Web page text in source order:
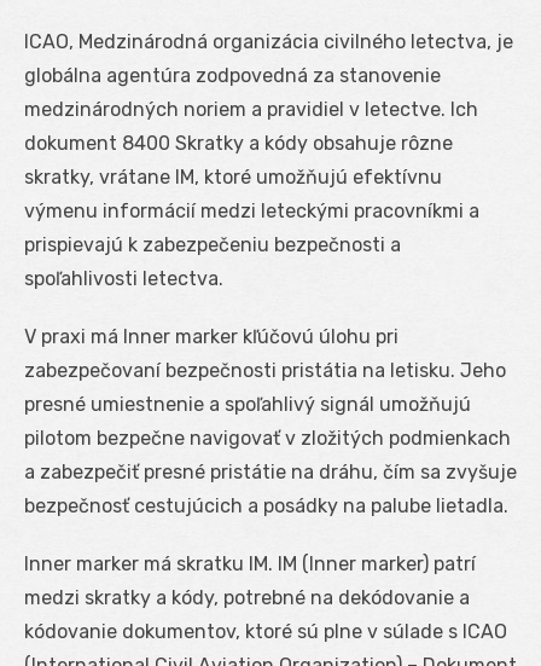
ICAO, Medzinárodná organizácia civilného letectva, je
globálna agentúra zodpovedná za stanovenie
medzinárodných noriem a pravidiel v letectve. Ich
dokument 8400 Skratky a kódy obsahuje rôzne
skratky, vrátane IM, ktoré umožňujú efektívnu
výmenu informácií medzi leteckými pracovníkmi a
prispievajú k zabezpečeniu bezpečnosti a
spoľahlivosti letectva.
V praxi má Inner marker kľúčovú úlohu pri
zabezpečovaní bezpečnosti pristátia na letisku. Jeho
presné umiestnenie a spoľahlivý signál umožňujú
pilotom bezpečne navigovať v zložitých podmienkach
a zabezpečiť presné pristátie na dráhu, čím sa zvyšuje
bezpečnosť cestujúcich a posádky na palube lietadla.
Inner marker má skratku IM. IM (Inner marker) patrí
medzi skratky a kódy, potrebné na dekódovanie a
kódovanie dokumentov, ktoré sú plne v súlade s ICAO